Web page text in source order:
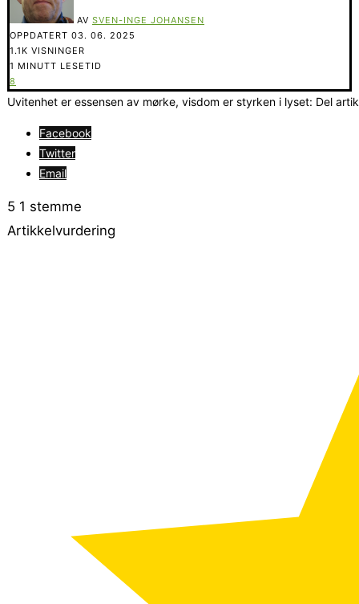
AV SVEN-INGE JOHANSEN
OPPDATERT 03. 06. 2025
1.1K VISNINGER
1 MINUTT LESETID
8
Uvitenhet er essensen av mørke, visdom er styrken i lyset: Del
Facebook
Twitter
Email
5 1 stemme
Artikkelvurdering